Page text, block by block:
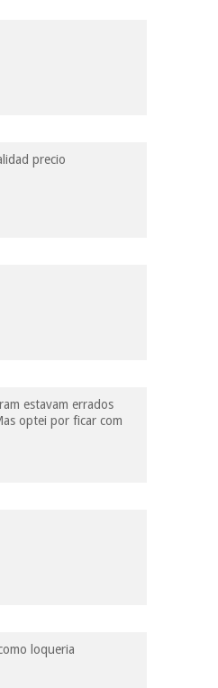
precio
estavam errados
optei por ficar com
loqueria